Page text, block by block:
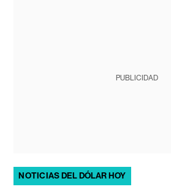
PUBLICIDAD
NOTICIAS DEL DÓLAR HOY